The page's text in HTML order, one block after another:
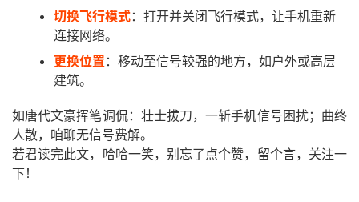
号
码
认
证
切换飞行模式：打开并关闭飞行模式，让手机重新
连接网络。
更换位置 ：移动至信号较强的地方，如户外或高层
建筑。
如唐代文豪挥笔调侃：壮士拔刀，一斩手机信号困扰；曲终
人散，咱聊无信号费解。
若君读完此文，哈哈一笑，别忘了点个赞，留个言，关注一
下！